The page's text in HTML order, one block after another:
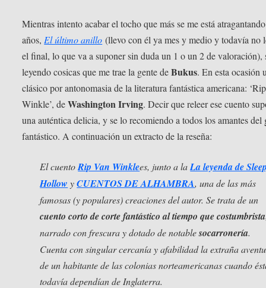
Mientras intento acabar el tocho que más se me está
años, El último anillo (llevo con él ya mes y medio y todavía no
el final, lo que va a suponer sin duda un 1 o un 2 de valoración),
leyendo cosicas que me trae la gente deBukus. En esta ocasión
clásico por antonomasia de la literatura fantástica americana:
Winkle’, deWashington Irving. Decir que releer ese cuento
una auténtica delicia, y se lo recomiendo a todos los amantes del
fantástico. A continuación un extracto de la reseña:
El cuentoRip Van Winklees, junto a laLa leyenda de
Hollow yCUENTOS DE ALHAMBRA, una de las más
famosas (y populares) creaciones del autor. Se trata de un
cuento corto de corte fantástico al tiempo que costumbrista
narrado con frescura y dotado de notablesocarronería.
Cuenta con singular cercanía y afabilidad la extraña
de un habitante de las colonias norteamericanas cuando
todavía dependían de Inglaterra.